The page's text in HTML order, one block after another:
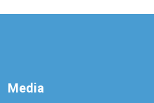
Media